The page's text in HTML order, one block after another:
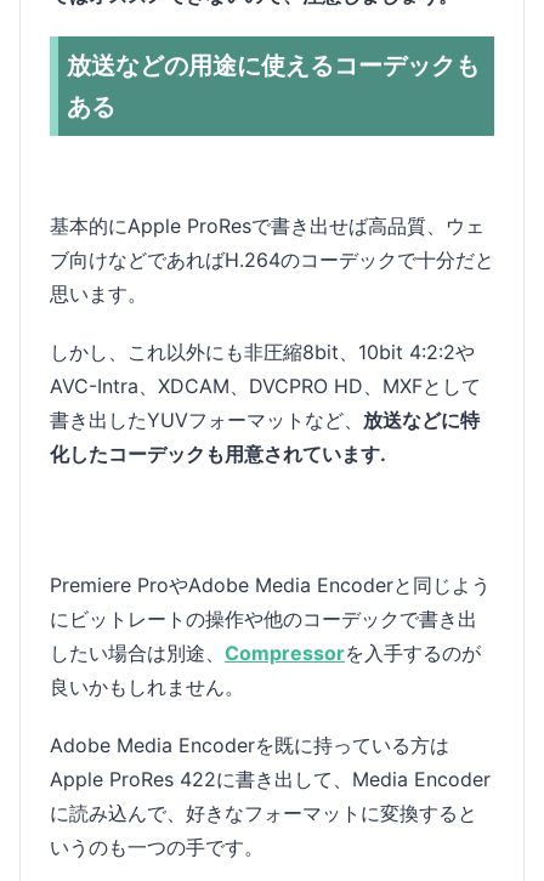
放送などの用途に使えるコーデックも
ある
基本的にApple ProResで書き出せば高品質、ウェ
ブ向けなどであればH.264のコーデックで十分だと
思います。
しかし、これ以外にも非圧縮8bit、10bit 4:2:2や
AVC-Intra、XDCAM、DVCPRO HD、MXFとして
書き出したYUVフォーマットなど、 放送などに特
化したコーデックも用意されています.
Premiere ProやAdobe Media Encoderと同じよう
にビットレートの操作や他のコーデックで書き出
したい場合は別途、 Compressorを入手するのが
良いかもしれません。
Adobe Media Encoderを既に持っている方は
Apple ProRes 422に書き出して、Media Encoder
に読み込んで、好きなフォーマットに変換すると
いうのも一つの手です。